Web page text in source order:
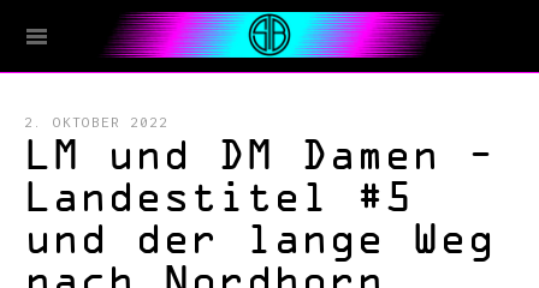
2. OKTOBER 2022
LM und DM Damen –
Landestitel #5
und der lange Weg